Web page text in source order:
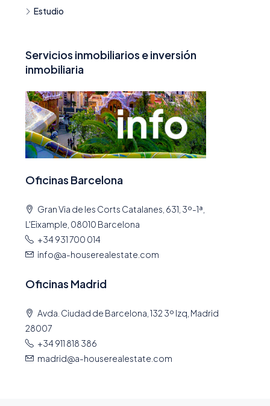
Estudio
Servicios inmobiliarios e inversión
inmobiliaria
Oficinas Barcelona
Gran Via de les Corts Catalanes, 631, 3º-1ª,
L'Eixample, 08010 Barcelona
+34 931 700 014
info@a-houserealestate.com
Oficinas Madrid
Avda. Ciudad de Barcelona, 132 3º Izq, Madrid
28007
+34 911 818 386
madrid@a-houserealestate.com